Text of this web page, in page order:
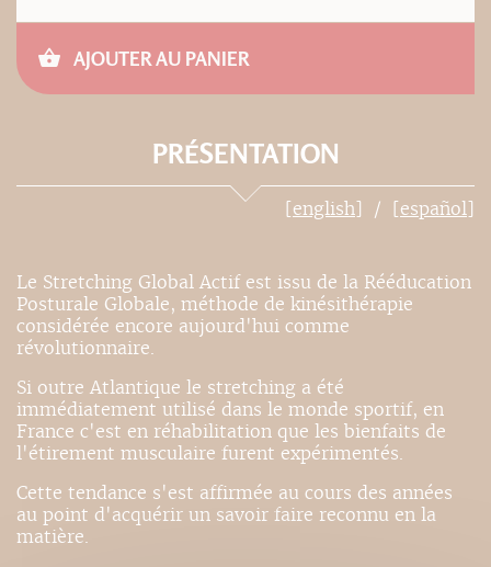
AJOUTER AU PANIER
PRÉSENTATION
[english] [español]
Le Stretching Global Actif est issu de la Rééducation
Posturale Globale, méthode de kinésithérapie
considérée encore aujourd'hui comme
révolutionnaire.
Si outre Atlantique le stretching a été
immédiatement utilisé dans le monde sportif, en
France c'est en réhabilitation que les bienfaits de
l'étirement musculaire furent expérimentés.
Cette tendance s'est affirmée au cours des années
au point d'acquérir un savoir faire reconnu en la
matière.